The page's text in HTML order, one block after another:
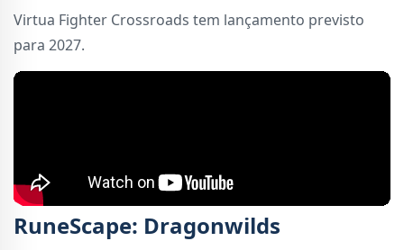
Virtua Fighter Crossroads tem lançamento previsto
para 2027.
RuneScape: Dragonwilds